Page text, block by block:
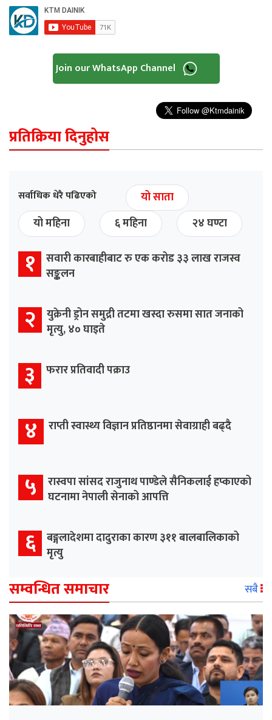
Join our WhatsApp Channel
प्रतिक्रिया दिनुहोस
सर्वाधिक धेरै पढिएको
यो साता
यो महिना
६ महिना २४ घण्टा
१ सवारी कारबाहीबाट रु एक करोड ३३ लाख राजस्व
सङ्कलन
२ युक्रेनी ड्रोन समुद्री तटमा खस्दा रुसमा सात जनाको
मृत्यु, ४० घाइते
३ फरार प्रतिवादी पक्राउ
४ राप्ती स्वास्थ्य विज्ञान प्रतिष्ठानमा सेवाग्राही बढ्दै
५ रास्वपा सांसद राजुनाथ पाण्डेले सैनिकलाई हप्काएको
घटनामा नेपाली सेनाको आपत्ति
६ बङ्गलादेशमा दादुराका कारण ३११ बालबालिकाको
मृत्यु
सम्वन्धित समाचार सबै